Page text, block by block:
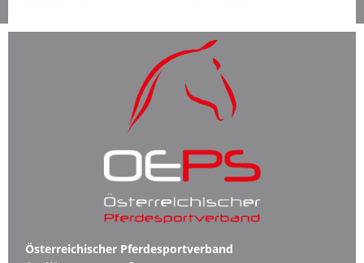
Österreichischer Pferdesportverband